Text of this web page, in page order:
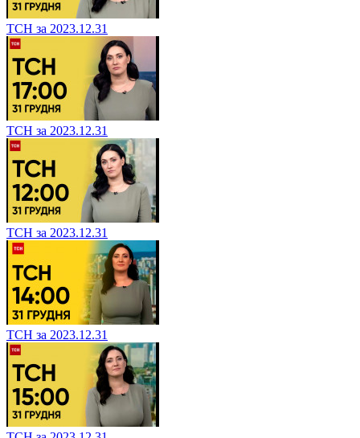
ТСН за 2023.12.31
ТСН за 2023.12.31
ТСН за 2023.12.31
ТСН за 2023.12.31